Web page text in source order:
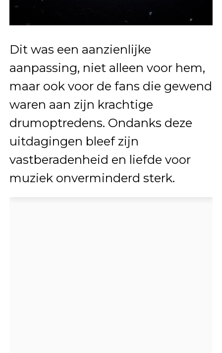
Dit was een aanzienlijke
aanpassing, niet alleen voor hem,
maar ook voor de fans die gewend
waren aan zijn krachtige
drumoptredens. Ondanks deze
uitdagingen bleef zijn
vastberadenheid en liefde voor
muziek onverminderd sterk.